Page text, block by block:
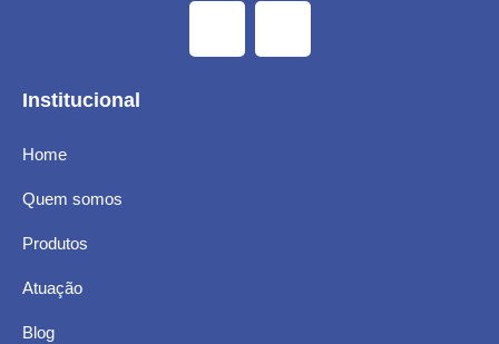
Institucional
Home
Quem somos
Produtos
Atuação
Blog